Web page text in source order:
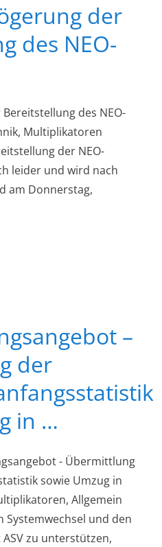
der
des NEO-
des NEO-
Multiplikatoren
der NEO-
leider und wird nach
am Donnerstag,
–
der
in …
- Übermittlung
sowie Umzug in
Allgemein
Systemwechsel und den
zu unterstützen,